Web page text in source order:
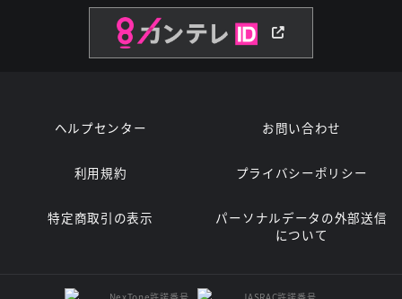
ヘルプセンター お問い合わせ
利用規約 プライバシーポリシー
特定商取引の表示
パーソナルデータの外部送信
について